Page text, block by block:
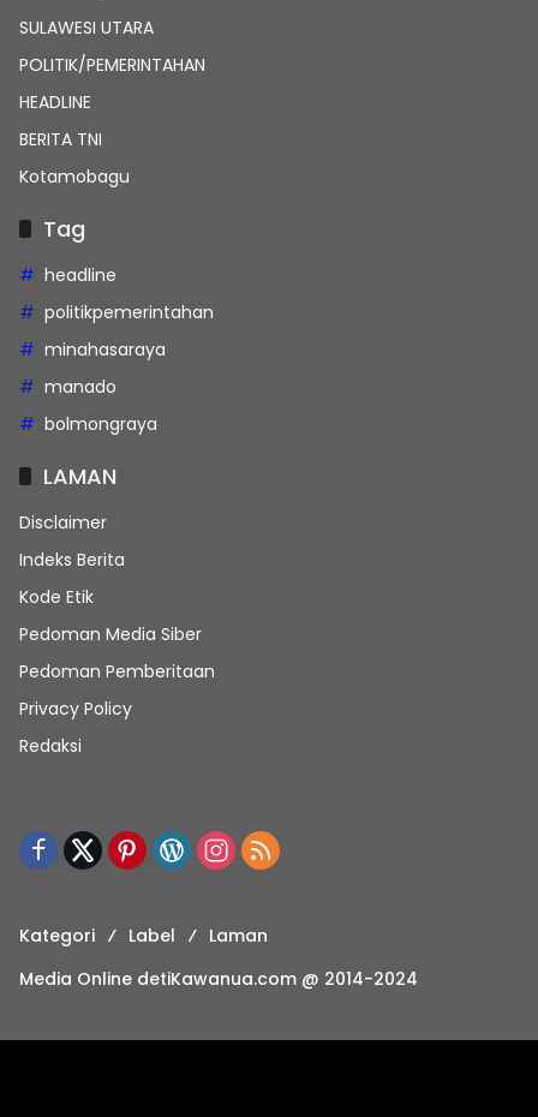
SULAWESI UTARA
POLITIK/PEMERINTAHAN
HEADLINE
BERITA TNI
Kotamobagu
Tag
headline
politikpemerintahan
minahasaraya
manado
bolmongraya
LAMAN
Disclaimer
Indeks Berita
Kode Etik
Pedoman Media Siber
Pedoman Pemberitaan
Privacy Policy
Redaksi
Kategori Label
Laman
Media Online detiKawanua.com @ 2014-2024